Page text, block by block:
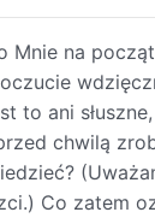
Mnie na
ani
chwilą
Co zatem